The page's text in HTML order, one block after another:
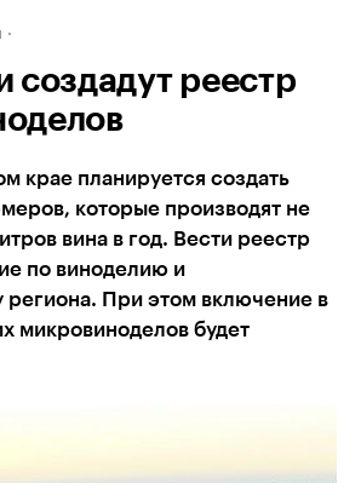
создадут реестр
крае планируется создать
которые производят не
вина в год. Вести реестр
по виноделию и
региона. При этом включение в
микровиноделов будет